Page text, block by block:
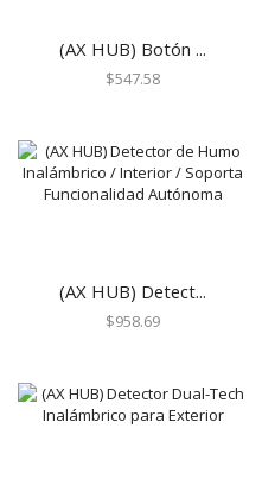
Contacto Magnético Cableado
Contacto Magnético Inalámbrico
Activos
Autónomos
Humo Inalámbricos
Humo VPlex
Movimiento para Exterior
Movimiento para Interior
(AX HUB) Botón ...
$547.58
(AX HUB) Detect...
$958.69